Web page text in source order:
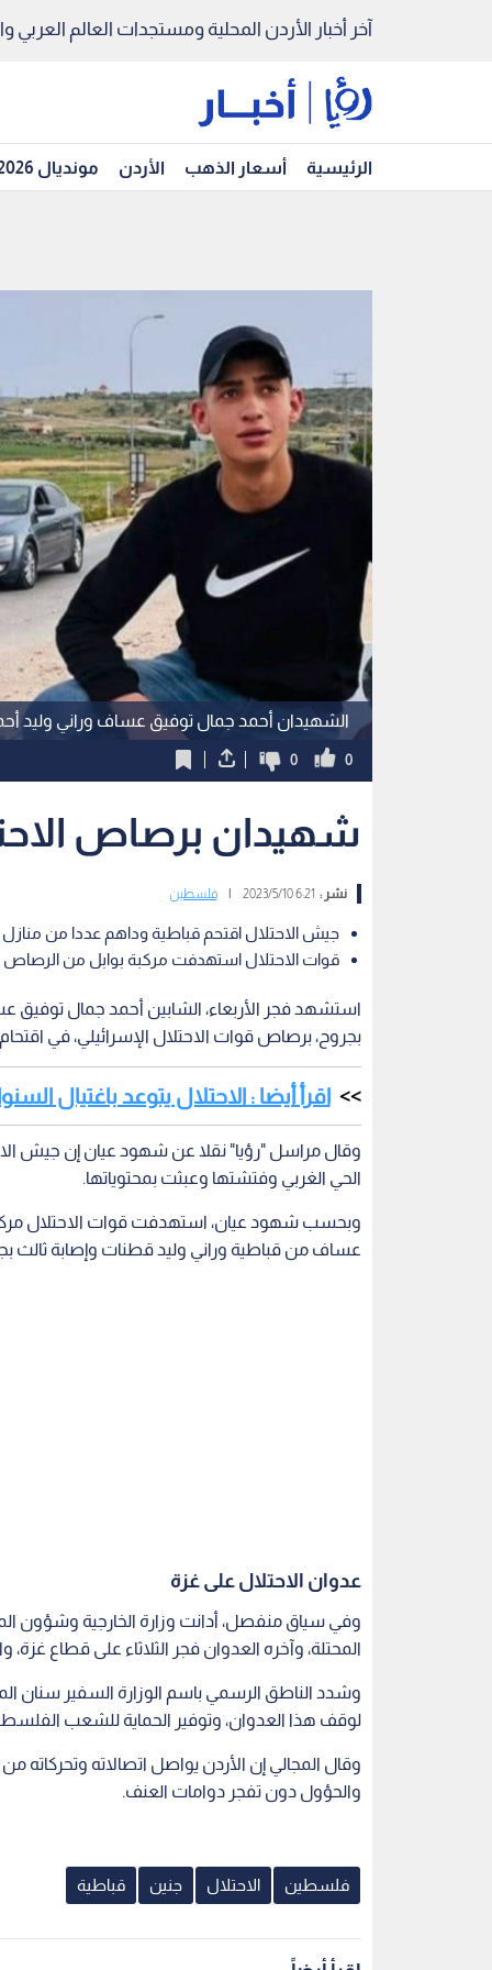
آخر أخبار الأردن المحلية ومستجدات العالم العربي
الرئيسية أسعار الذهب الأردن مونديال 2026
الشهيدان أحمد جمال توفيق عساف وراني وليد
0
0
شهيدان برصاص
نشر : 6:21 2023/5/10 فلسطين
جيش الاحتلال اقتحم قباطية وداهم عددا من
قوات الاحتلال استهدفت مركبة بوابل من
بجروح، برصاص قوات الاحتلال الإسرائيلي، في
اقرأ أيضا : الاحتلال يتوعد باغتيال
وقال مراسل "رؤيا" نقلا عن شهود عيان إن جيش
الحي الغربي وفتشتها وعبثت بمحتوياتها.
وبحسب شهود عيان، استهدفت قوات الاحتلال
عساف من قباطية وراني وليد قطنات وإصابة ثالث
عدوان الاحتلال على غزة
وفي سياق منفصل، أدانت وزارة الخارجية وشؤون
المحتلة، وآخره العدوان فجر الثلاثاء على قطاع غزة،
وشدد الناطق الرسمي باسم الوزارة السفير سنان
لوقف هذا العدوان، وتوفير الحماية للشعب
وقال المجالي إن الأردن يواصل اتصالاته وتحركاته
والحؤول دون تفجر دوامات العنف.
فلسطين الاحتلال جنين قباطية